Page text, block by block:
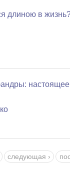
длиною в
следующая ›